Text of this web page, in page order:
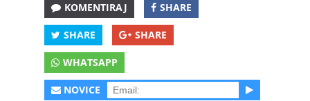
KOMENTIRAJ SHARE
SHARE SHARE
WHATSAPP
NOVICE